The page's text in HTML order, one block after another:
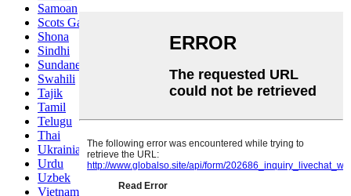
Samoan
Scots Gaelic
Shona
Sindhi
Sundanese
Swahili
Tajik
Tamil
Telugu
Thai
Ukrainian
Urdu
Uzbek
Vietnamese